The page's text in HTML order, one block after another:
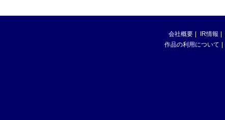
会社概要 IR情報
作品の利用について